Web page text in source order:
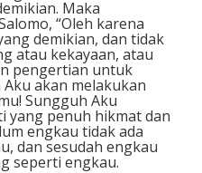
Maka
“Oleh karena
demikian, dan tidak
atau kekayaan, atau
pengertian untuk
akan melakukan
Sungguh Aku
yang penuh hikmat dan
engkau tidak ada
dan sesudah engkau
seperti engkau.